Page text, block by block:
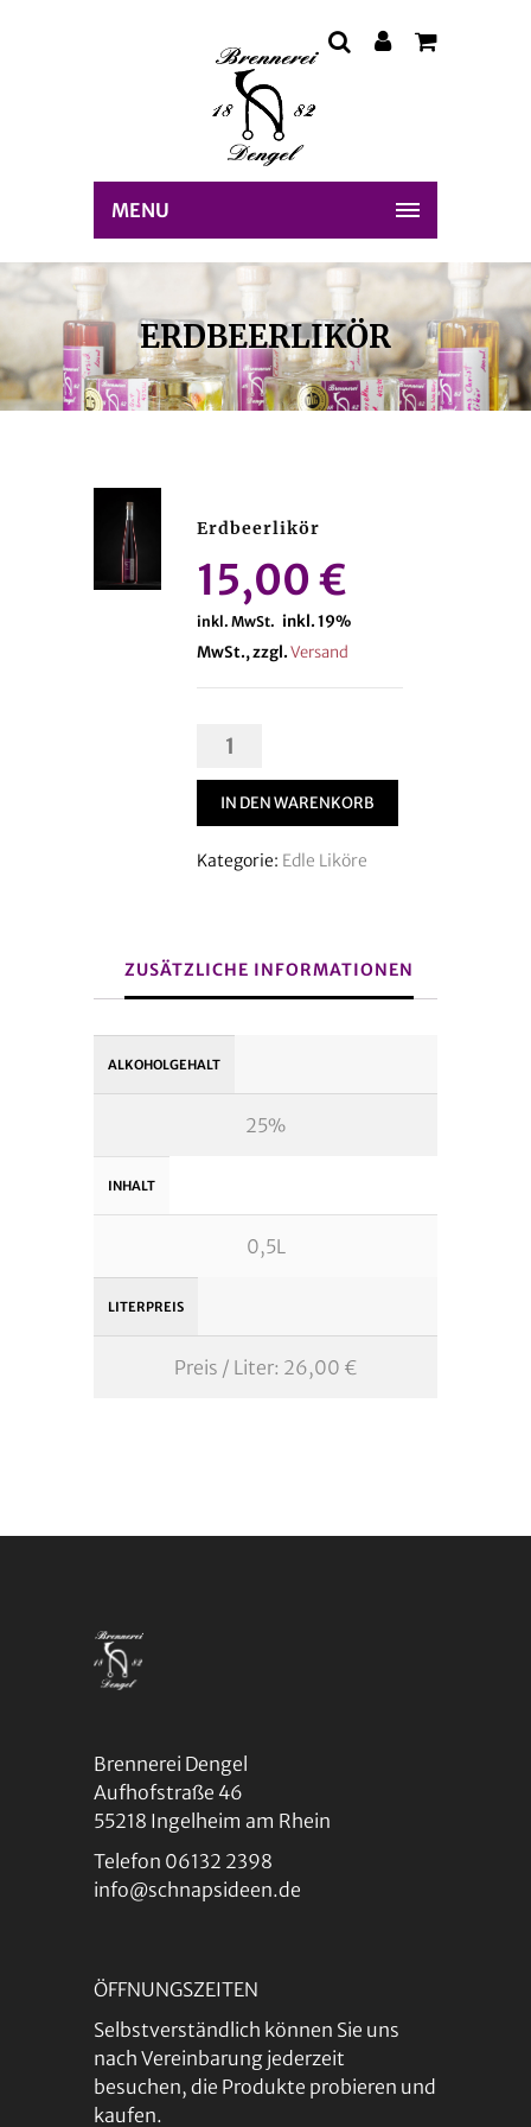
MENU
ERDBEERLIKÖR
Erdbeerlikör
15,00 €
inkl. MwSt. inkl. 19%
MwSt., zzgl.Versand
Erdbeerlikör
IN DEN WARENKORB
Kategorie: Edle Liköre
ZUSÄTZLICHE INFORMATIONEN
ALKOHOLGEHALT
25%
INHALT
0,5L
LITERPREIS
Preis / Liter: 26,00 €
Brennerei Dengel
Aufhofstraße 46
55218 Ingelheim am Rhein
Telefon 06132 2398
info@schnapsideen.de
ÖFFNUNGSZEITEN
Selbstverständlich können Sie uns
nach Vereinbarung jederzeit
besuchen, die Produkte probieren und
kaufen.